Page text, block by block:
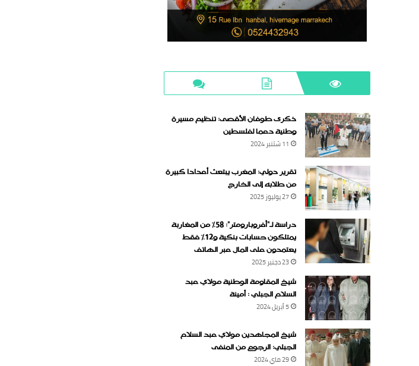
ذكرى طوفان الأقصى: تنظيم مسيرة
وطنية دعما لفلسطين
11 شتنبر 2024
تقرير دولي: المغرب يبتعث أعدادا كبيرة
من طلابه إلى الخارج
27 يوليوز 2025
دراسة لـ“أفروبارومتر”: 58٪ من المغاربة
يمتلكون حسابات بنكية و12٪ فقط
يعتمدون على المال عبر الهاتف
23 دجنبر 2025
شيخ المقاومة الوطنية مولاي عبد
السلام الجبلي : أمينة
5 أبريل 2024
شيخ المجاهدين مولاي عبد السلام
الجبلي: الرجوع من المنفى
29 ماي 2024